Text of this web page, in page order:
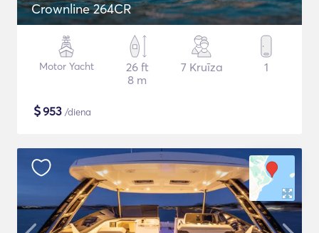
Crownline 264CR
Motor Yacht
26 ft
8 m
7 Kruīza 1
$953 /diena